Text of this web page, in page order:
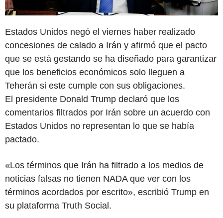
Estados Unidos negó el viernes haber realizado
concesiones de calado a Irán y afirmó que el pacto
que se está gestando se ha diseñado para garantizar
que los beneficios económicos solo lleguen a
Teherán si este cumple con sus obligaciones.
El presidente Donald Trump declaró que los
comentarios filtrados por Irán sobre un acuerdo con
Estados Unidos no representan lo que se había
pactado.
«Los términos que Irán ha filtrado a los medios de
noticias falsas no tienen NADA que ver con los
términos acordados por escrito», escribió Trump en
su plataforma Truth Social.